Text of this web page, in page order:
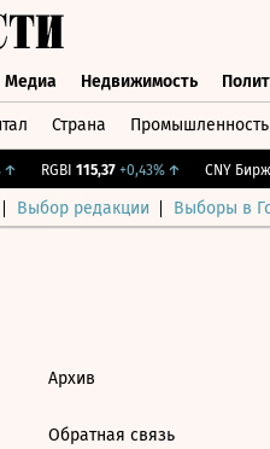
Медиа Недвижимость
Страна Промышленность
RGBI 115,37 +0,43%↑ CNY Бирж.
Выбор редакции Выборы в
Архив
Обратная связь